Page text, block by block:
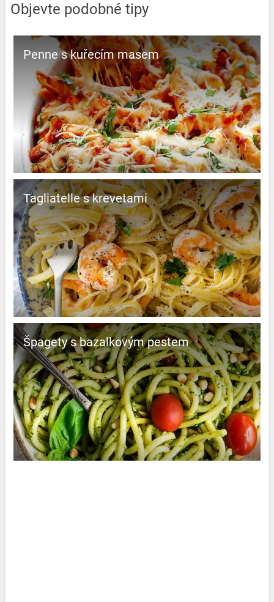
Objevte podobné tipy
Penne s kuřecím masem
Tagliatelle s krevetami
Špagety s bazalkovým pestem